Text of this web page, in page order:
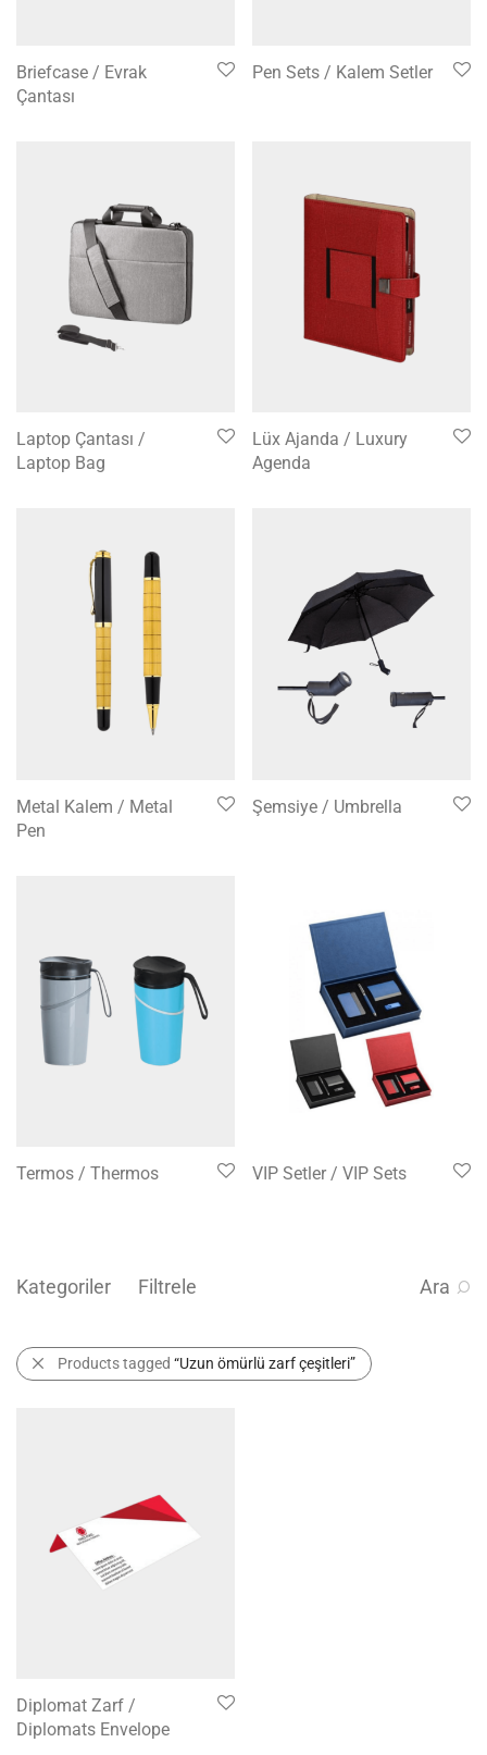
Briefcase / Evrak
Çantası
Pen Sets / Kalem Setler
Laptop Çantası /
Laptop Bag
Lüx Ajanda / Luxury
Agenda
Metal Kalem / Metal
Pen
Şemsiye / Umbrella
Termos / Thermos VIP Setler / VIP Sets
Kategoriler Filtrele Ara
Products tagged “Uzun ömürlü zarf çeşitleri”
Diplomat Zarf /
Diplomats Envelope